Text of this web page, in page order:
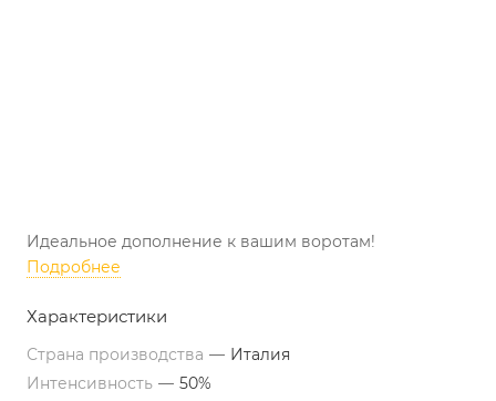
Идеальное дополнение к вашим воротам!
Подробнее
Характеристики
Страна производства — Италия
Интенсивность — 50%